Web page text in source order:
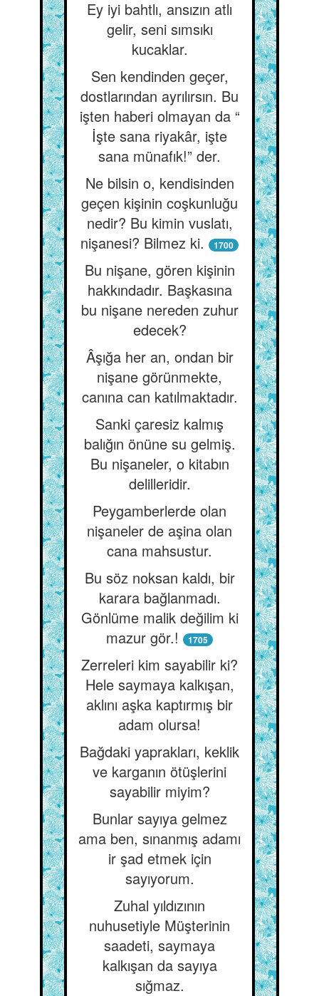
Ey iyi bahtlı, ansızın atlı
gelir, seni sımsıkı
kucaklar.
Sen kendinden geçer,
dostlarından ayrılırsın. Bu
işten haberi olmayan da “
İşte sana riyakâr, işte
sana münafık!” der.
Ne bilsin o, kendisinden
geçen kişinin coşkunluğu
nedir? Bu kimin vuslatı,
nişanesi? Bilmez ki.
1700
Bu nişane, gören kişinin
hakkındadır. Başkasına
bu nişane nereden zuhur
edecek?
Âşığa her an, ondan bir
nişane görünmekte,
canına can katılmaktadır.
Sanki çaresiz kalmış
balığın önüne su gelmiş.
Bu nişaneler, o kitabın
delilleridir.
Peygamberlerde olan
nişaneler de aşina olan
cana mahsustur.
Bu söz noksan kaldı, bir
karara bağlanmadı.
Gönlüme malik değilim ki
mazur gör.!
1705
Zerreleri kim sayabilir ki?
Hele saymaya kalkışan,
aklını aşka kaptırmış bir
adam olursa!
Bağdaki yaprakları, keklik
ve karganın ötüşlerini
sayabilir miyim?
Bunlar sayıya gelmez
ama ben, sınanmış adamı
ir şad etmek için
sayıyorum.
Zuhal yıldızının
nuhusetiyle Müşterinin
saadeti, saymaya
kalkışan da sayıya
sığmaz.